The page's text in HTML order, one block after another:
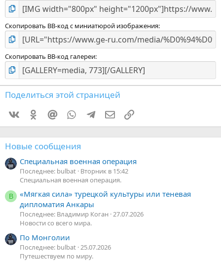
Скопировать BB-код с миниатюрой изображения
Скопировать BB-код галереи
Поделиться этой страницей
VkontakteOdnoklassniki
Mail.ruWhatsAppTelegramЭлектронная почта
Ссылка
Новые сообщения
Специальная военная операция
Последнее: bulbat Вторник в 15:42
Специальная военная операция.
В
«Мягкая сила» турецкой культуры или теневая
дипломатия Анкары
Последнее: Владимир Коган 27.07.2026
Новости со всего мира.
По Монголии
Последнее: bulbat 25.07.2026
Путешествуем по миру.